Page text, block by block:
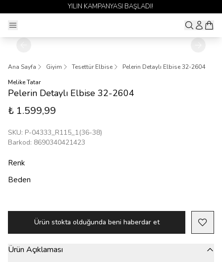
YILIN KAMPANYASI BAŞLADI!
Ana Sayfa Giyim Tesettür Elbise
Pelerin Detaylı Elbise 32-2604
Melike Tatar
Pelerin Detaylı Elbise 32-2604
₺ 1.599,99
SKU: P-04333_R115_1(36-38)
Barkod: 8690340421423
Renk
Beden
Ürün stokta olduğunda beni haberdar et
Ürün Açıklaması